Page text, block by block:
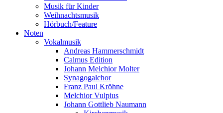
Musik für Kinder
Weihnachtsmusik
Hörbuch/Feature
Noten
Vokalmusik
Andreas Hammerschmidt
Calmus Edition
Johann Melchior Molter
Synagogalchor
Franz Paul Kröhne
Melchior Vulpius
Johann Gottlieb Naumann